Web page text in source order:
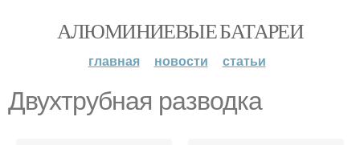
АЛЮМИНИЕВЫЕ БАТАРЕИ
главная новости статьи
Двухтрубная разводка